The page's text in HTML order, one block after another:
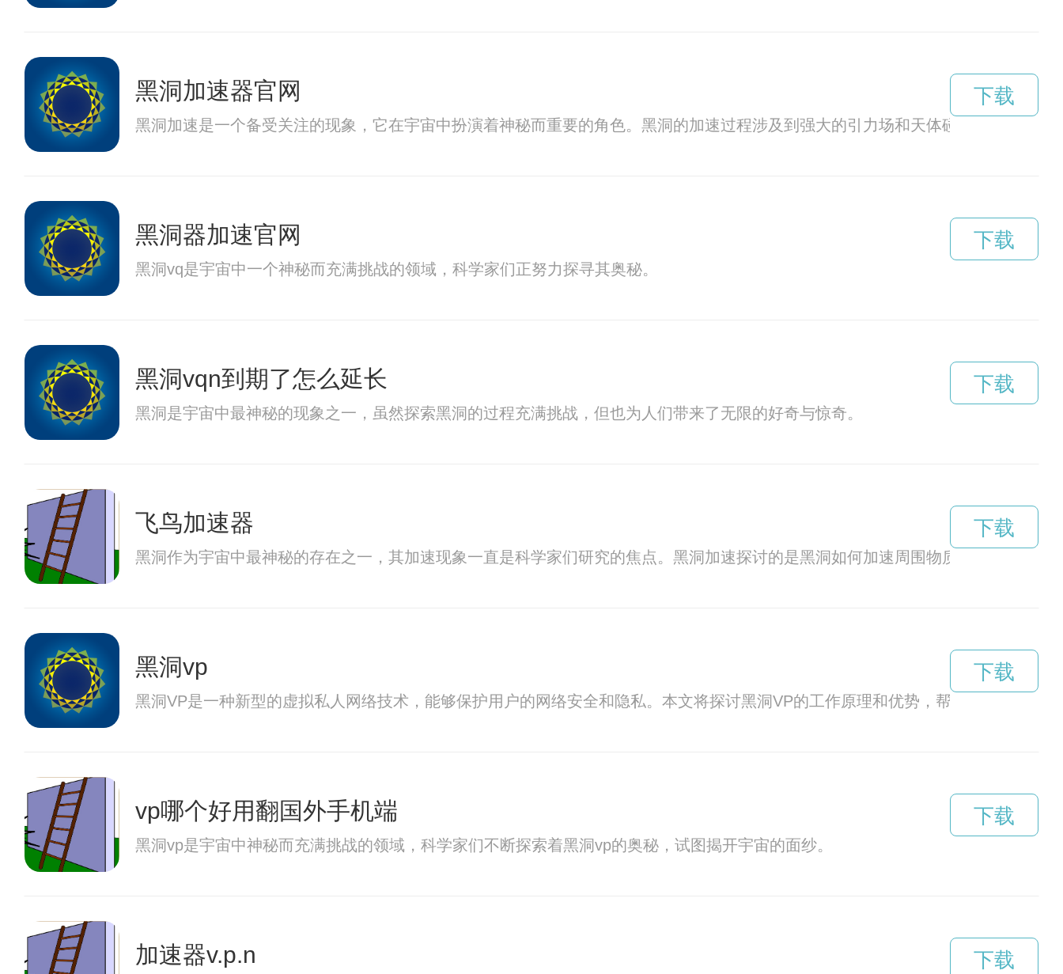
黑洞加速器官网
黑洞加速是一个备受关注的现象，它在宇宙中扮演着神秘而重要的角色。黑洞的加速过程涉及到强大的引力场和天体碰撞，引人探索
下载
黑洞器加速官网
黑洞vq是宇宙中一个神秘而充满挑战的领域，科学家们正努力探寻其奥秘。
下载
黑洞vqn到期了怎么延长
黑洞是宇宙中最神秘的现象之一，虽然探索黑洞的过程充满挑战，但也为人们带来了无限的好奇与惊奇。
下载
飞鸟加速器
黑洞作为宇宙中最神秘的存在之一，其加速现象一直是科学家们研究的焦点。黑洞加速探讨的是黑洞如何加速周围物质，甚至甩出宇
下载
黑洞vp
黑洞VP是一种新型的虚拟私人网络技术，能够保护用户的网络安全和隐私。本文将探讨黑洞VP的工作原理和优势，帮助读者更好地
下载
vp哪个好用翻国外手机端
黑洞vp是宇宙中神秘而充满挑战的领域，科学家们不断探索着黑洞vp的奥秘，试图揭开宇宙的面纱。
下载
加速器v.p.n 下载